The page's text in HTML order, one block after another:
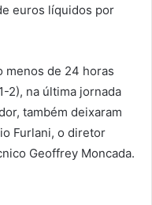
euros líquidos por
menos de 24 horas
2), na última jornada
também deixaram
Furlani, o diretor
Geoffrey Moncada.